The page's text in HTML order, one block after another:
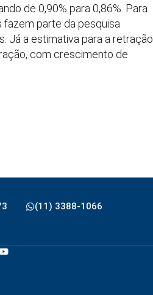
de 0,90% para 0,86%. Para
parte da pesquisa
Já a estimativa para a retração
com crescimento de
(11) 3388-1066